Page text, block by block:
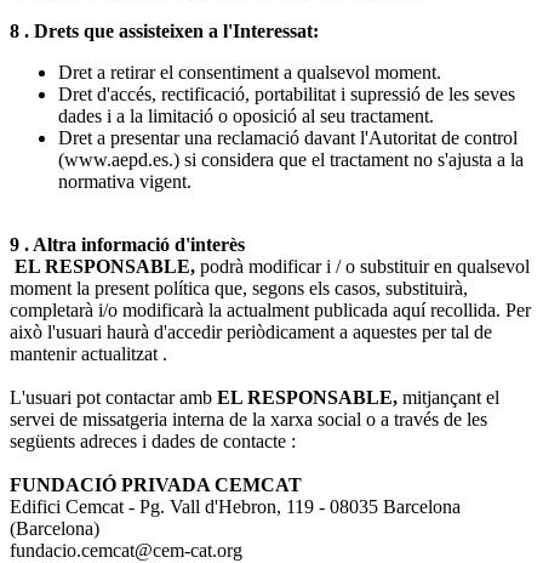
8 . Drets que assisteixen a l'Interessat:
Dret a retirar el consentiment a qualsevol moment.
Dret d'accés, rectificació, portabilitat i supressió de les seves
dades i a la limitació o oposició al seu tractament.
Dret a presentar una reclamació davant l'Autoritat de control
(www.aepd.es.) si considera que el tractament no s'ajusta a la
normativa vigent.
9 . Altra informació d'interès
EL RESPONSABLE, podrà modificar i / o substituir en qualsevol
moment la present política que, segons els casos, substituirà,
completarà i/o modificarà la actualment publicada aquí recollida. Per
això l'usuari haurà d'accedir periòdicament a aquestes per tal de
mantenir actualitzat .
L'usuari pot contactar amb EL RESPONSABLE, mitjançant el
servei de missatgeria interna de la xarxa social o a través de les
següents adreces i dades de contacte :
FUNDACIÓ PRIVADA CEMCAT
Edifici Cemcat - Pg. Vall d'Hebron, 119 - 08035 Barcelona
(Barcelona)
fundacio.cemcat@cem-cat.org